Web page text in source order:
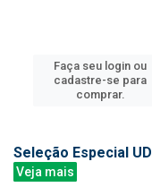
Faça seu login ou
cadastre-se para
comprar.
Seleção Especial UD
Veja mais